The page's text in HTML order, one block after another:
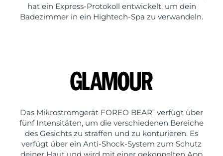
hat ein Express-Protokoll entwickelt, um dein
Badezimmer in ein Hightech-Spa zu verwandeln.
Das Mikrostromgerät FOREO BEAR ™
verfügt über
fünf Intensitäten, um die verschiedenen Bereiche
des Gesichts zu straffen und zu konturieren. Es
verfügt über ein Anti-Shock-System zum Schutz